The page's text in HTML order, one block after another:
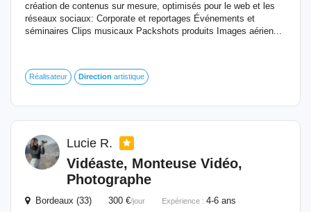
création de contenus sur mesure, optimisés pour le web et les
réseaux sociaux: Corporate et reportages Événements et
séminaires Clips musicaux Packshots produits Images aérien...
Réalisateur Direction artistique
Lucie R.
Vidéaste, Monteuse Vidéo,
Photographe
Bordeaux (33) 300 €/jour Expérience : 4-6 ans